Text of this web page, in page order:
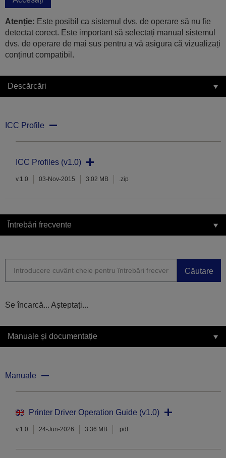
Atenție: Este posibil ca sistemul dvs. de operare să nu fie
detectat corect. Este important să selectați manual sistemul
dvs. de operare de mai sus pentru a vă asigura că vizualizați
conținut compatibil.
Descărcări
ICC Profile
ICC Profiles (v1.0)
v.1.0 03-Nov-2015 3.02 MB .zip
Întrebări frecvente
Căutare
Se încarcă... Așteptați...
Manuale și documentație
Manuale
Printer Driver Operation Guide (v1.0)
v.1.0 24-Jun-2026 3.36 MB .pdf